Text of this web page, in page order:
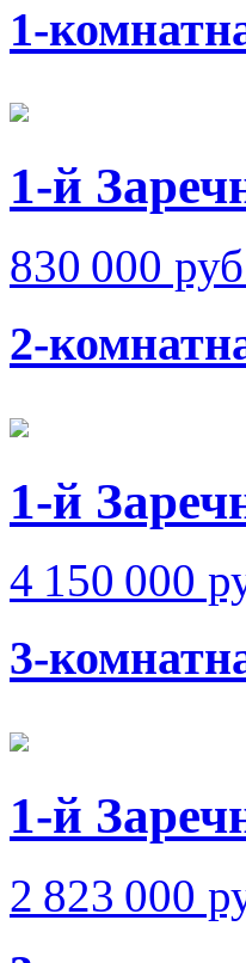
1-
1-й
830 000
2-
1-й
4 150 000
3-
1-й
2 823 000